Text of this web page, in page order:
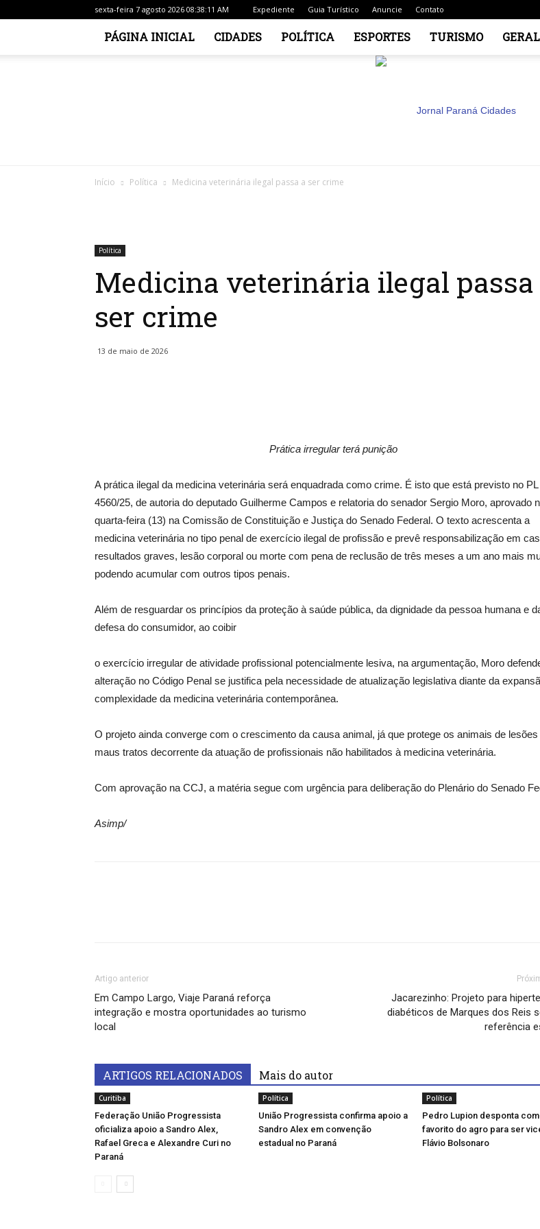
sexta-feira 7 agosto 2026 08:38:11 AM Expediente Guia Turístico Anuncie Contato
PÁGINA INICIAL CIDADES POLÍTICA ESPORTES TURISMO GERAL
Início Política Medicina veterinária ilegal passa a ser crime
Política
Medicina veterinária ilegal passa
ser crime
13 de maio de 2026
Prática irregular terá punição
A prática ilegal da medicina veterinária será enquadrada como crime. É isto que está previsto no PL
4560/25, de autoria do deputado Guilherme Campos e relatoria do senador Sergio Moro, aprovado
quarta-feira (13) na Comissão de Constituição e Justiça do Senado Federal. O texto acrescenta a
medicina veterinária no tipo penal de exercício ilegal de profissão e prevê responsabilização em
resultados graves, lesão corporal ou morte com pena de reclusão de três meses a um ano mais
podendo acumular com outros tipos penais.
Além de resguardar os princípios da proteção à saúde pública, da dignidade da pessoa humana e
defesa do consumidor, ao coibir
o exercício irregular de atividade profissional potencialmente lesiva, na argumentação, Moro
alteração no Código Penal se justifica pela necessidade de atualização legislativa diante da
complexidade da medicina veterinária contemporânea.
O projeto ainda converge com o crescimento da causa animal, já que protege os animais de lesões
maus tratos decorrente da atuação de profissionais não habilitados à medicina veterinária.
Com aprovação na CCJ, a matéria segue com urgência para deliberação do Plenário do Senado
Asimp/
Artigo anterior
Em Campo Largo, Viaje Paraná reforça
integração e mostra oportunidades ao turismo
local
Jacarezinho: Projeto para
diabéticos de Marques dos Reis
referência
ARTIGOS RELACIONADOS Mais do autor
Curitiba
Federação União Progressista
oficializa apoio a Sandro Alex,
Rafael Greca e Alexandre Curi no
Paraná
Política
União Progressista confirma apoio a
Sandro Alex em convenção
estadual no Paraná
Política
Pedro Lupion desponta
favorito do agro para ser
Flávio Bolsonaro